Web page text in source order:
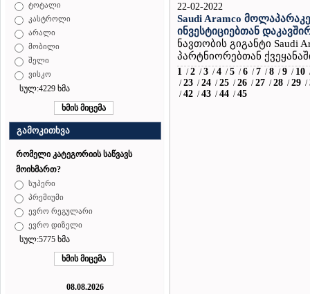
ტოტალი
კასტროლი
არალი
მობილი
შელი
ვისკო
სულ:4229 ხმა
გამოკითხვა
რომელი კატეგორიის საწვავს
მოიხმართ?
სუპერი
პრემიუმი
ევრო რეგულარი
ევრო დიზელი
სულ:5775 ხმა
08.08.2026
22-02-2022
Saudi Aramco
ინვესტიციებთან
ნავთობის გიგანტი Saudi
პარტნიორებთან
1 / 2 / 3 / 4 / 5 / 6 / 7 / 8 / 9 / 10
/ 23 / 24 / 25 / 26 / 27 / 28 / 29 /
/ 42 / 43 / 44 / 45